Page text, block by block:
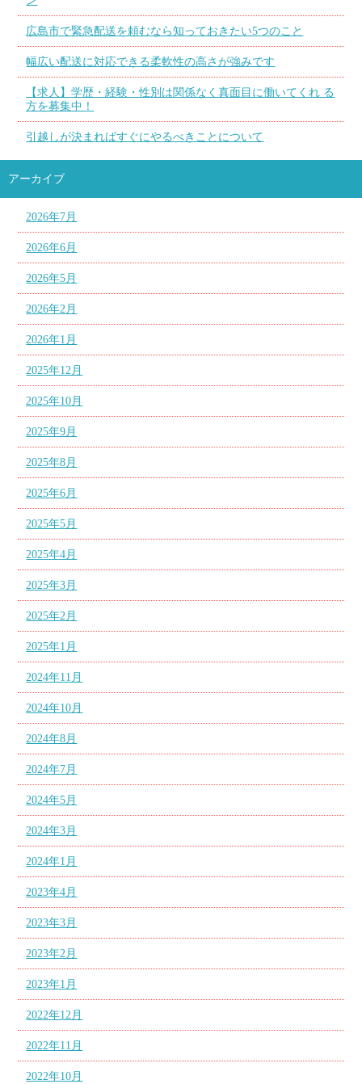
広島市で緊急配送を頼むなら知っておきたい5つのこと
幅広い配送に対応できる柔軟性の高さが強みです
【求人】学歴・経験・性別は関係なく真面目に働いてくれ る
方を募集中！
引越しが決まればすぐにやるべきことについて
アーカイブ
2026年7月
2026年6月
2026年5月
2026年2月
2026年1月
2025年12月
2025年10月
2025年9月
2025年8月
2025年6月
2025年5月
2025年4月
2025年3月
2025年2月
2025年1月
2024年11月
2024年10月
2024年8月
2024年7月
2024年5月
2024年3月
2024年1月
2023年4月
2023年3月
2023年2月
2023年1月
2022年12月
2022年11月
2022年10月